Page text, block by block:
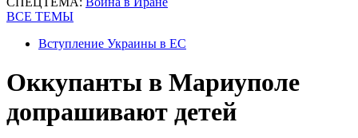
ВСЕ ТЕМЫ
Вступление Украины в ЕС
Оккупанты в Мариуполе
допрашивают детей